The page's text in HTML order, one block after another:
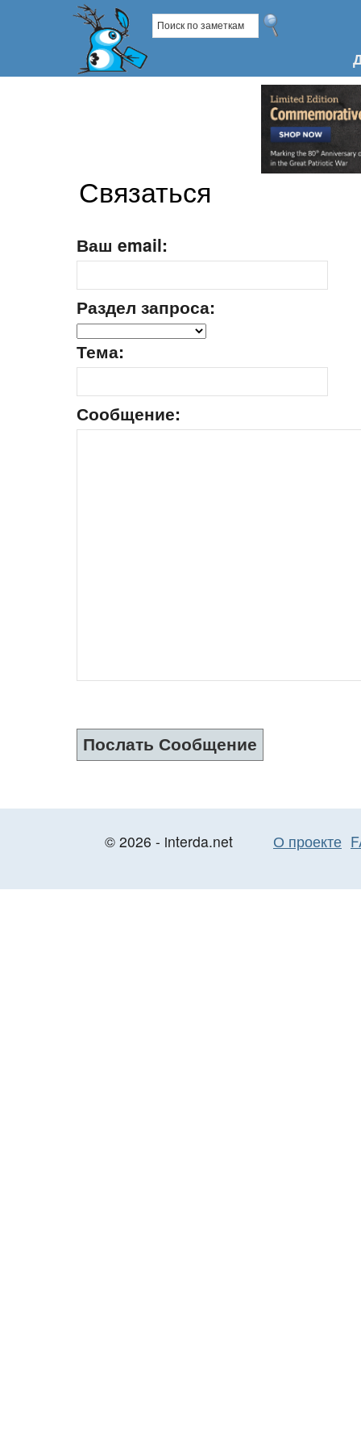
Связаться
Ваш email:
Раздел запроса:
Тема:
Сообщение:
© 2026 - interda.net О проекте